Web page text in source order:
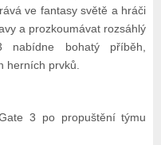
ve fantasy světě a hráči
a prozkoumávat rozsáhlý
nabídne bohatý příběh,
herních prvků.
3 po propuštění týmu